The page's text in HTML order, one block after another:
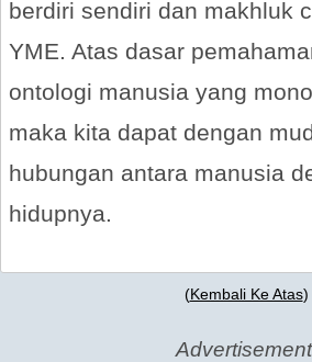
berdiri sendiri dan makhluk
YME. Atas dasar
ontologi manusia yang
maka kita dapat dengan
hubungan antara manusia
hidupnya.
(Kembali Ke Atas)